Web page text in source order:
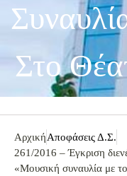
Στο
ΑρχικήΑποφάσεις Δ.Σ.
261/2016 – Έγκριση
«Μουσική συναυλία με